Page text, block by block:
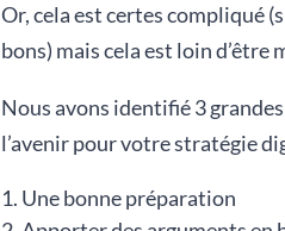
Or, cela est certes compliqué
bons) mais cela est loin d’être
Nous avons identifié 3
l’avenir pour votre stratégie
Une bonne préparation